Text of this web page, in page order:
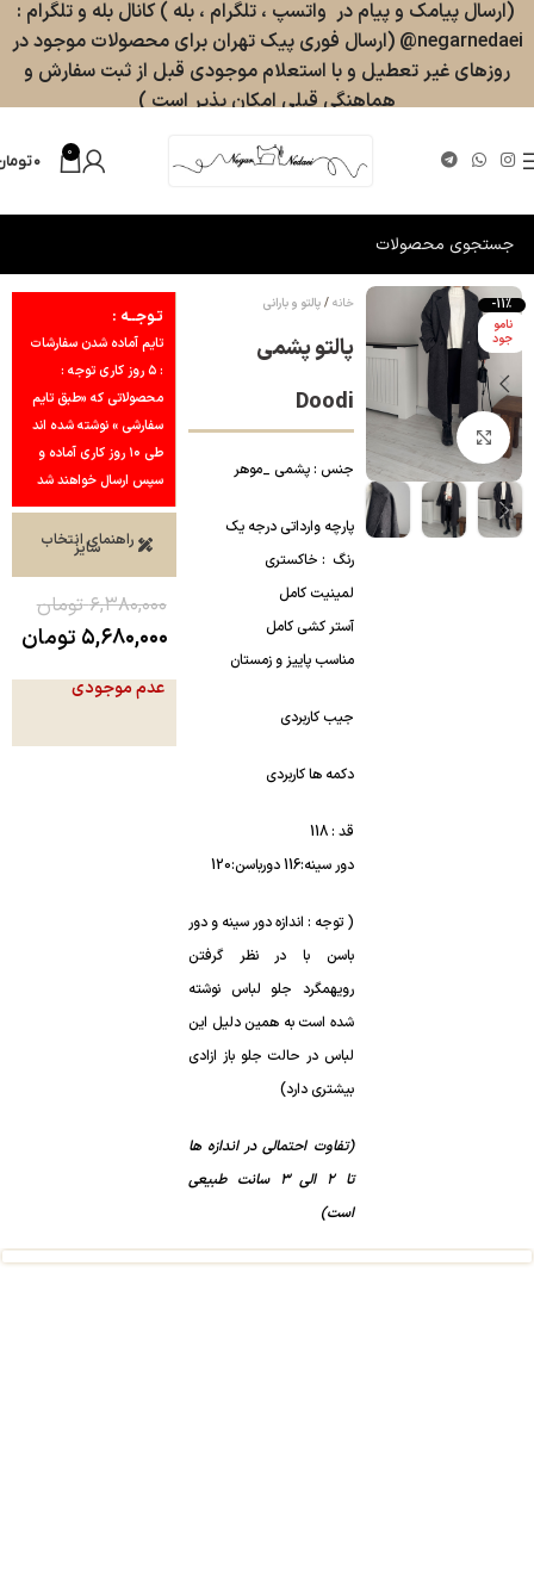
0 ۰
-11%
نامو
جود
بزرگنمایی تصویر
خانه پالتو و بارانی
پالتو پشمی
Doodi
جنس : پشمی _موهر
پارچه وارداتی درجه یک
رنگ : خاکستری
لمینیت کامل
آستر کشی کامل
مناسب پاییز و زمستان
جیب کاربردی
دکمه ها کاربردی
قد : 118
دور سینه:116 دورباسن:120
( توجه : اندازه دور سینه و دور
باسن با در نظر گرفتن
رویهمگرد جلو لباس نوشته
شده است به همین دلیل این
لباس در حالت جلو باز ازادی
بیشتری دارد)
(تفاوت احتمالی در اندازه ها
تا 2 الی 3 سانت طبیعی
است)
تـوجــه :
تایم آماده شدن سفارشات
: ۵ روز کاری توجه :
محصولاتی که «طبق تایم
سفارشی » نوشته شده اند
طی ۱۰ روز کاری آماده و
سپس ارسال خواهند شد
راهنمای انتخاب
سایز
۶,۳۸۰,۰۰۰ تومان
۵,۶۸۰,۰۰۰ تومان
عدم موجودی
(ارسال پیامک و پیام در واتسپ ، تلگرام ، بله ) کانال بله و تلگرام :
negarnedaei@ (ارسال فوری پیک تهران برای محصولات موجود در
روزهای غیر تعطیل و با استعلام موجودی قبل از ثبت سفارش و
هماهنگی قبلی امکان پذیر است )